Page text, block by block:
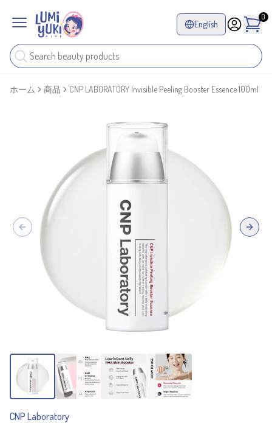
English
0
ホーム 商品 CNP LABORATORY Invisible Peeling Booster Essence 100ml
Previous slide Next
CNP Laboratory